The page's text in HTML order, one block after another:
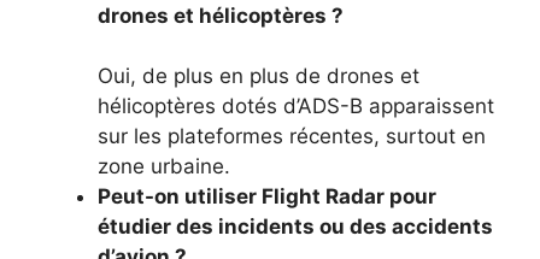
drones et hélicoptères ?
Oui, de plus en plus de drones et
hélicoptères dotés d’ADS-B apparaissent
sur les plateformes récentes, surtout en
zone urbaine.
Peut-on utiliser Flight Radar pour
étudier des incidents ou des accidents